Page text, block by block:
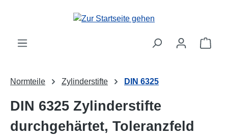
Zum Hauptinhalt springen
Normteile Zylinderstifte DIN 6325
DIN 6325 Zylinderstifte
durchgehärtet, Toleranzfeld